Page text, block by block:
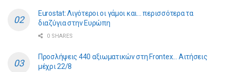
Eurostat: Λιγότεροι οι γάμοι και… περισσότερα τα
διαζύγια στην Ευρώπη
0 SHARES
Προσλήψεις 440 αξιωματικών στη Frontex… Αιτήσεις
μέχρι 22/8